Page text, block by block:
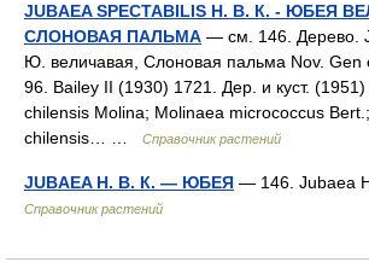
JUBAEA SPECTABILIS Н. В. К. - ЮБЕЯ
СЛОНОВАЯ ПАЛЬМА — см. 146. Дерево.
Ю. величавая, Слоновая пальма Nov. Gen
96. Bailey II (1930) 1721. Дер. и куст.
chilensis Molina; Molinaea micrococcus
chilensis… …
Справочник растений
JUBAEA Н. В. К. — ЮБЕЯ — 146. Jubaea
Справочник растений